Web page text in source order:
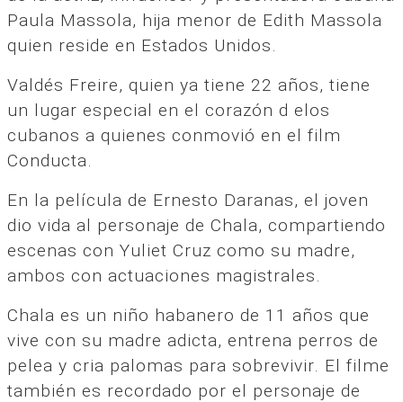
Paula Massola, hija menor de Edith Massola
quien reside en Estados Unidos.
Valdés Freire, quien ya tiene 22 años, tiene
un lugar especial en el corazón d elos
cubanos a quienes conmovió en el film
Conducta.
En la película de Ernesto Daranas, el joven
dio vida al personaje de Chala, compartiendo
escenas con Yuliet Cruz como su madre,
ambos con actuaciones magistrales.
Chala es un niño habanero de 11 años que
vive con su madre adicta, entrena perros de
pelea y cria palomas para sobrevivir. El filme
también es recordado por el personaje de